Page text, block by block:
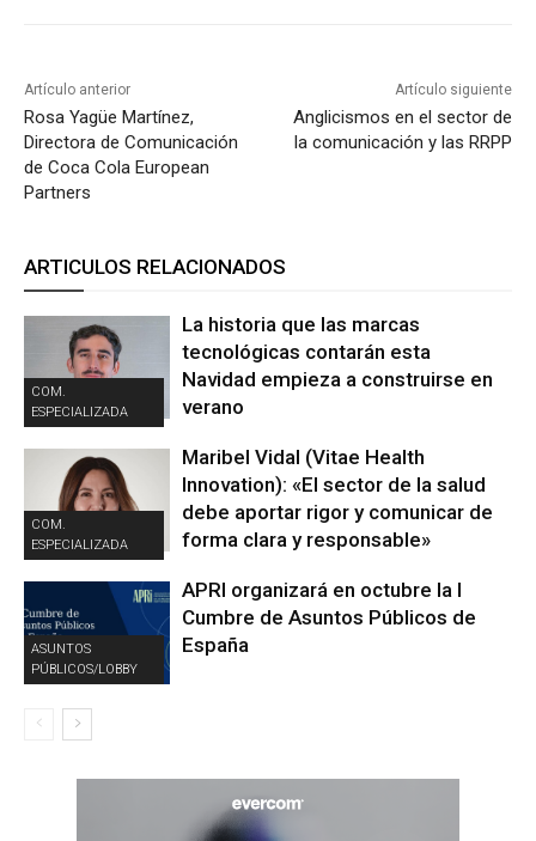
Artículo anterior
Rosa Yagüe Martínez,
Directora de Comunicación
de Coca Cola European
Partners
Artículo siguiente
Anglicismos en el sector de
la comunicación y las RRPP
ARTICULOS RELACIONADOS
COM.
ESPECIALIZADA
La historia que las marcas
tecnológicas contarán esta
Navidad empieza a construirse en
verano
COM.
ESPECIALIZADA
Maribel Vidal (Vitae Health
Innovation): «El sector de la salud
debe aportar rigor y comunicar de
forma clara y responsable»
ASUNTOS
PÚBLICOS/LOBBY
APRI organizará en octubre la I
Cumbre de Asuntos Públicos de
España